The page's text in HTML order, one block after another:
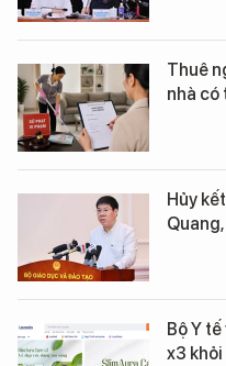
Thuê
nhà có
Hủy
Bộ Y
x3